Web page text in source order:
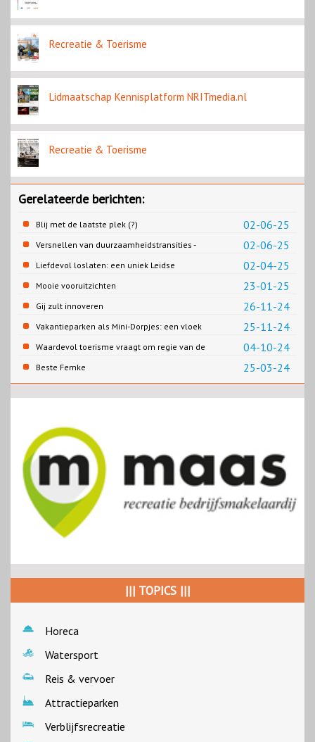
Recreatie & Toerisme
Lidmaatschap Kennisplatform NRITmedia.nl
Recreatie & Toerisme
Gerelateerde berichten:
02-06-25
Blij met de laatste plek (?)
02-06-25
Versnellen van duurzaamheidstransities -
het SPRONG project
02-04-25
Liefdevol loslaten: een uniek Leidse
samenwerking
23-01-25
Mooie vooruitzichten
26-11-24
Gij zult innoveren
25-11-24
Vakantieparken als Mini-Dorpjes: een vloek
of een zegen?
04-10-24
Waardevol toerisme vraagt om regie van de
overheid
25-03-24
Beste Femke
||| TOPICS |||
Horeca
Watersport
Reis & vervoer
Attractieparken
Verblijfsrecreatie